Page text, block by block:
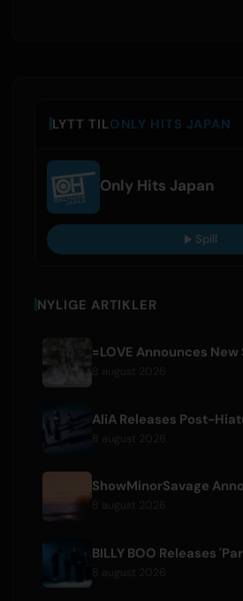
LYTT TILONLY HITS JAPAN
Only Hits Japan
Spill
NYLIGE ARTIKLER